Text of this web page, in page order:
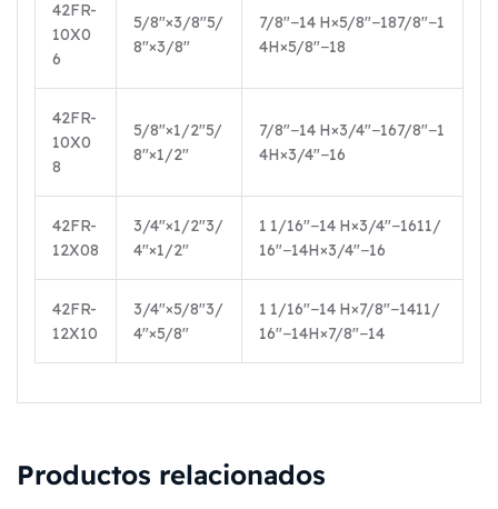
42FR-
10X0
6
5/8″×3/8″5/
8″×3/8″
7/8″−14 H×5/8″−187/8″−1
4H×5/8″−18
42FR-
10X0
8
5/8″×1/2″5/
8″×1/2″
7/8″−14 H×3/4″−167/8″−1
4H×3/4″−16
42FR-
12X08
3/4″×1/2″3/
4″×1/2″
1 1/16″−14 H×3/4″−1611/
16″−14H×3/4″−16
42FR-
12X10
3/4″×5/8″3/
4″×5/8″
1 1/16″−14 H×7/8″−1411/
16″−14H×7/8″−14
Productos relacionados